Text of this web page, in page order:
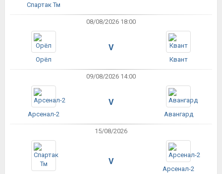
Спартак Тм
08/08/2026 18:00
Орёл
V
Квант
09/08/2026 14:00
Арсенал-2
V
Авангард
15/08/2026
V
Арсенал-2